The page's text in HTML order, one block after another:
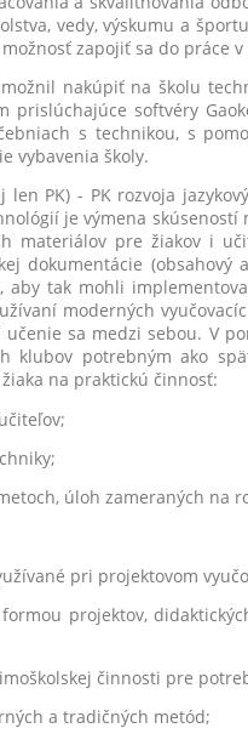
vedy, výskumu a
zapojiť sa do práce
nakúpiť na školu
softvéry
s technikou, s
vybavenia školy.
PK) - PK rozvoja
je výmena
materiálov pre žiakov i
dokumentácie
aby tak mohli
moderných
sa medzi sebou. V
klubov potrebným ako
na praktickú činnosť:
úloh zameraných na
pri projektovom
projektov,
činnosti pre
a tradičných metód;